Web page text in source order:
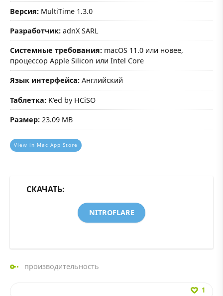
Версия: MultiTime 1.3.0
Разработчик: adnX SARL
Системные требования: macOS 11.0 или новее,
процессор Apple Silicon или Intel Core
Язык интерфейса: Английский
Таблетка: K'ed by HCiSO
Размер: 23.09 MB
View in Mac App Store
СКАЧАТЬ:
NITROFLARE
производительность
1